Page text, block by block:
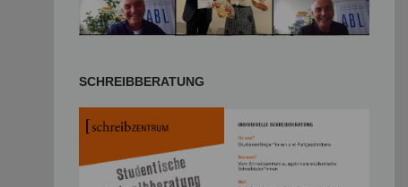
SCHREIBBERATUNG